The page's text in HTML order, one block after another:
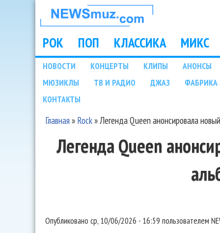
НОВОСТИ
МУЗЫКИ И
ШОУ БИЗНЕСА
NEWSMUZ.COM
Main menu
РОК ПОП КЛАССИКА МИКС
Подразделы
НОВОСТИ КОНЦЕРТЫ КЛИПЫ АНОНСЫ
МЮЗИКЛЫ
ТВ И РАДИО ДЖАЗ ФАБРИКА
КОНТАКТЫ
Главная» Rock»Легенда Queen анонсировала
Легенда Queen
Опубликовано ср, 10/06/2026 - 16:59 пользователем